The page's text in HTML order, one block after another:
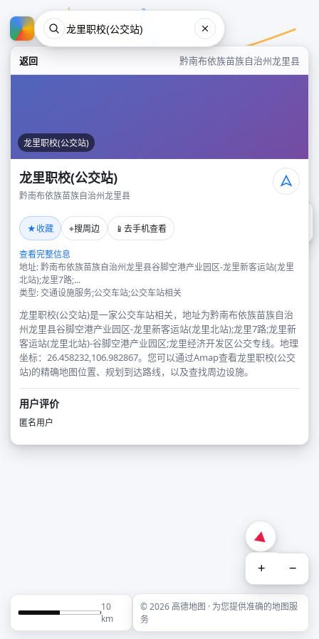
返回 黔南布依族苗族自治州龙里县
龙里职校(公交站)
龙里职校(公交站)
黔南布依族苗族自治州龙里县
★收藏 ⌖搜周边 📱 去手机查看
查看完整信息
地址: 黔南布依族苗族自治州龙里县谷脚空港产业园区-龙里新客运站(龙里
北站);龙里7路;...
类型: 交通设施服务;公交车站;公交车站相关
龙里职校(公交站)是一家公交车站相关，地址为黔南布依族苗族自治
州龙里县谷脚空港产业园区-龙里新客运站(龙里北站);龙里7路;龙里新
客运站(龙里北站)-谷脚空港产业园区;龙里经济开发区公交专线。地理
坐标：26.458232,106.982867。您可以通过Amap查看龙里职校(公交
站)的精确地图位置、规划到达路线，以及查找周边设施。
用户评价
匿名用户
+ −
10
km
© 2026 高德地图 · 为您提供准确的地图服
务